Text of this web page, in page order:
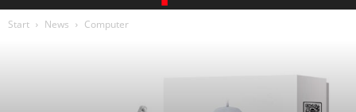
Start News Computer